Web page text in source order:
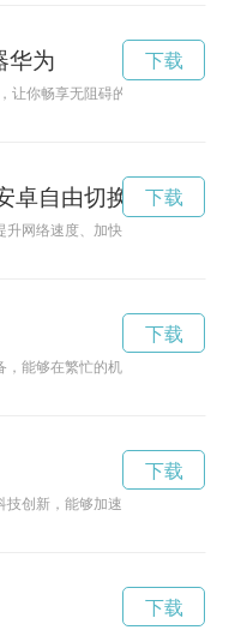
华为
让你畅享无阻碍的社交体验。
下载
卓自由切换,一键加
升网络速度、加快连接的神奇工
下载
，能够在繁忙的机场中加速飞机
下载
技创新，能够加速白鸽速度，使
下载
下载